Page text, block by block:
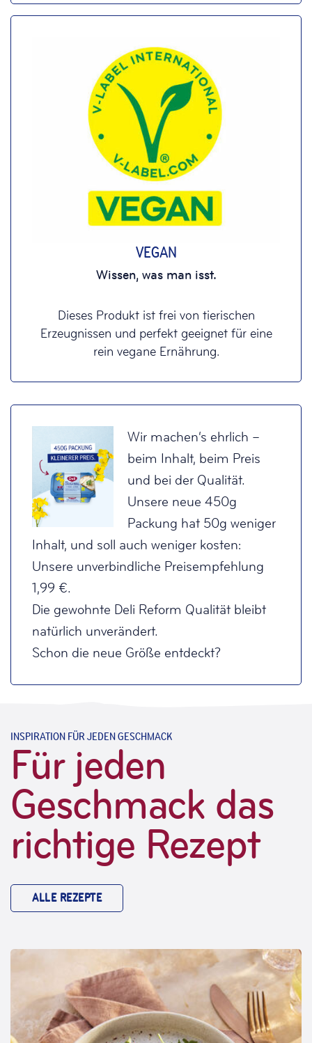
VEGAN
Wissen, was man isst.
Dieses Produkt ist frei von tierischen
Erzeugnissen und perfekt geeignet für eine
rein vegane Ernährung.
Wir machen‘s ehrlich –
beim Inhalt, beim Preis
und bei der Qualität.
Unsere neue 450g
Packung hat 50g weniger
Inhalt, und soll auch weniger kosten:
Unsere unverbindliche Preisempfehlung
1,99 €.
Die gewohnte Deli Reform Qualität bleibt
natürlich unverändert.
Schon die neue Größe entdeckt?
INSPIRATION FÜR JEDEN GESCHMACK
Für jeden
Geschmack das
richtige Rezept
ALLE REZEPTE